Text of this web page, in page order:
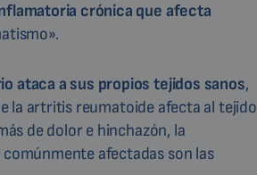
crónica que afecta
ataca a sus propios tejidos sanos,
la artritis reumatoide afecta al tejido
de dolor e hinchazón, la
afectadas son las